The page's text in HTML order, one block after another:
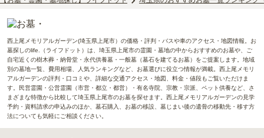
西上尾メモリアルガーデン(埼玉県上尾市）の価格・評判・バスや車のアクセス・地図情報。お
墓探しのlife.（ライフドット）は、埼玉県上尾市の霊園・墓地の中からおすすめのお墓や、ご
自宅近くの樹木葬・納骨堂・永代供養墓・一般墓（墓石を建てるお墓）をご提案します。地域
別の墓地一覧、費用相場、人気ランキングなど、お墓選びに役立つ情報が満載。西上尾メモリ
アルガーデンの評判・口コミや、詳細な交通アクセス・地図、料金・値段もご覧いただけま
す。民営霊園・公営霊園（市営・都立・都営）・有名寺院、宗教・宗派、ペット供養など、さ
まざまな特徴から比較して埼玉県上尾市のお墓を探せます。西上尾メモリアルガーデンの見学
予約・資料請求の申込みのほか、墓石購入、お墓の移設、墓じまい後の遺骨の移動先・移す方
法についても気軽にご相談ください。